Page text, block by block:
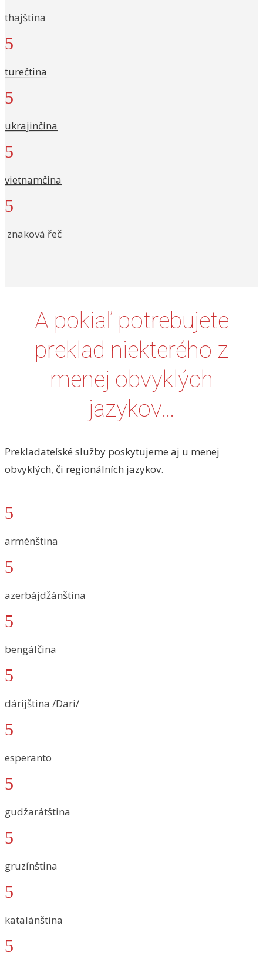
thajština
5
turečtina
5
ukrajinčina
5
vietnamčina
5
znaková řeč
A pokiaľ potrebujete
preklad niekterého z
menej obvyklých
jazykov…
Prekladateľské služby poskytujeme aj u menej
obvyklých, či regionálních jazykov.
5
arménština
5
azerbájdžánština
5
bengálčina
5
dárijština /Dari/
5
esperanto
5
gudžarátština
5
gruzínština
5
katalánština
5